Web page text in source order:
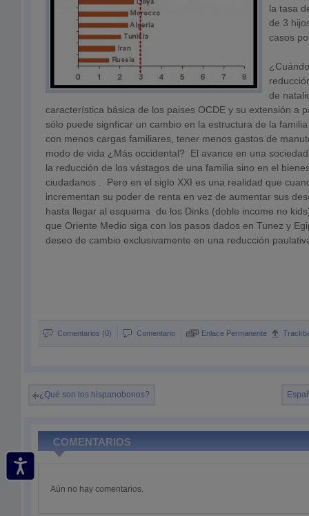
la tasa
de 3
casos
de
característica básica de los paises OCDE y su extensión a
sólo puede signficar un cambio en la estructura de la
con menos cargas familiares, tener menos gastos de
modo de vida ¿Más occidental? El avance en una
la reducción de los vástagos de una familia sino en el
ciudadanos . Pero en el siglo XXI es una realidad que
incrementan su poder de renta en vez de aumentar sus
hasta llegar al esquema de los Dinks (doble income no
que Oriente Medio siga con los pasos dados en Tunez y
deseo de cambio exclusivamente en una reducción
Comentarios (0) Comentario Enlace Permanente
¿Qué son los hispanobonos?
COMENTARIOS
Aún no hay comentarios.